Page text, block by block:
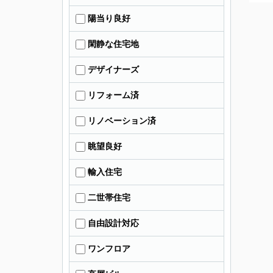
陽当り良好
閑静な住宅地
デザイナーズ
リフォーム済
リノベーション済
眺望良好
輸入住宅
二世帯住宅
自由設計対応
ワンフロア